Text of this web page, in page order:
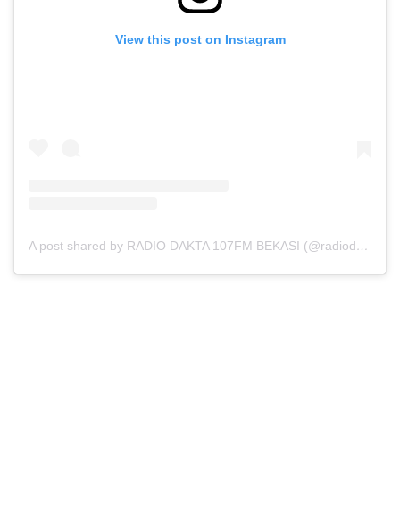
View this post on Instagram
A post shared by RADIO DAKTA 107FM BEKASI (@radiodakta)